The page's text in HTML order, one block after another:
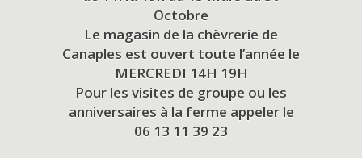
Octobre
Le magasin de la chèvrerie de
Canaples est ouvert toute l’année le
MERCREDI 14H 19H
Pour les visites de groupe ou les
anniversaires à la ferme appeler le
06 13 11 39 23